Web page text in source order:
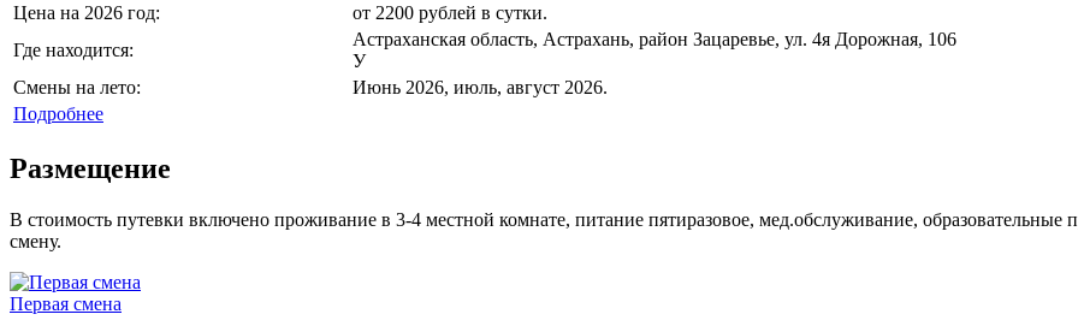
Цена на 2026 год:
от 2200 рублей в сутки.
Где находится:
Астраханская область, Астрахань, район Зацаревье, ул. 4я Дорожная, 106
У
Смены на лето:
Июнь 2026, июль, август 2026.
Подробнее
Размещение
В стоимость путевки включено проживание в 3-4 местной комнате, питание пятиразовое, мед.обслуживание,
смену.
Первая смена